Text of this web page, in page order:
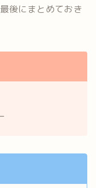
後にまとめておき